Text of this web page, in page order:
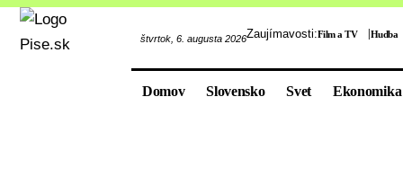
štvrtok, 6. augusta 2026Zaujímavosti:Film a TV Hudba
Domov Slovensko Svet Ekonomika